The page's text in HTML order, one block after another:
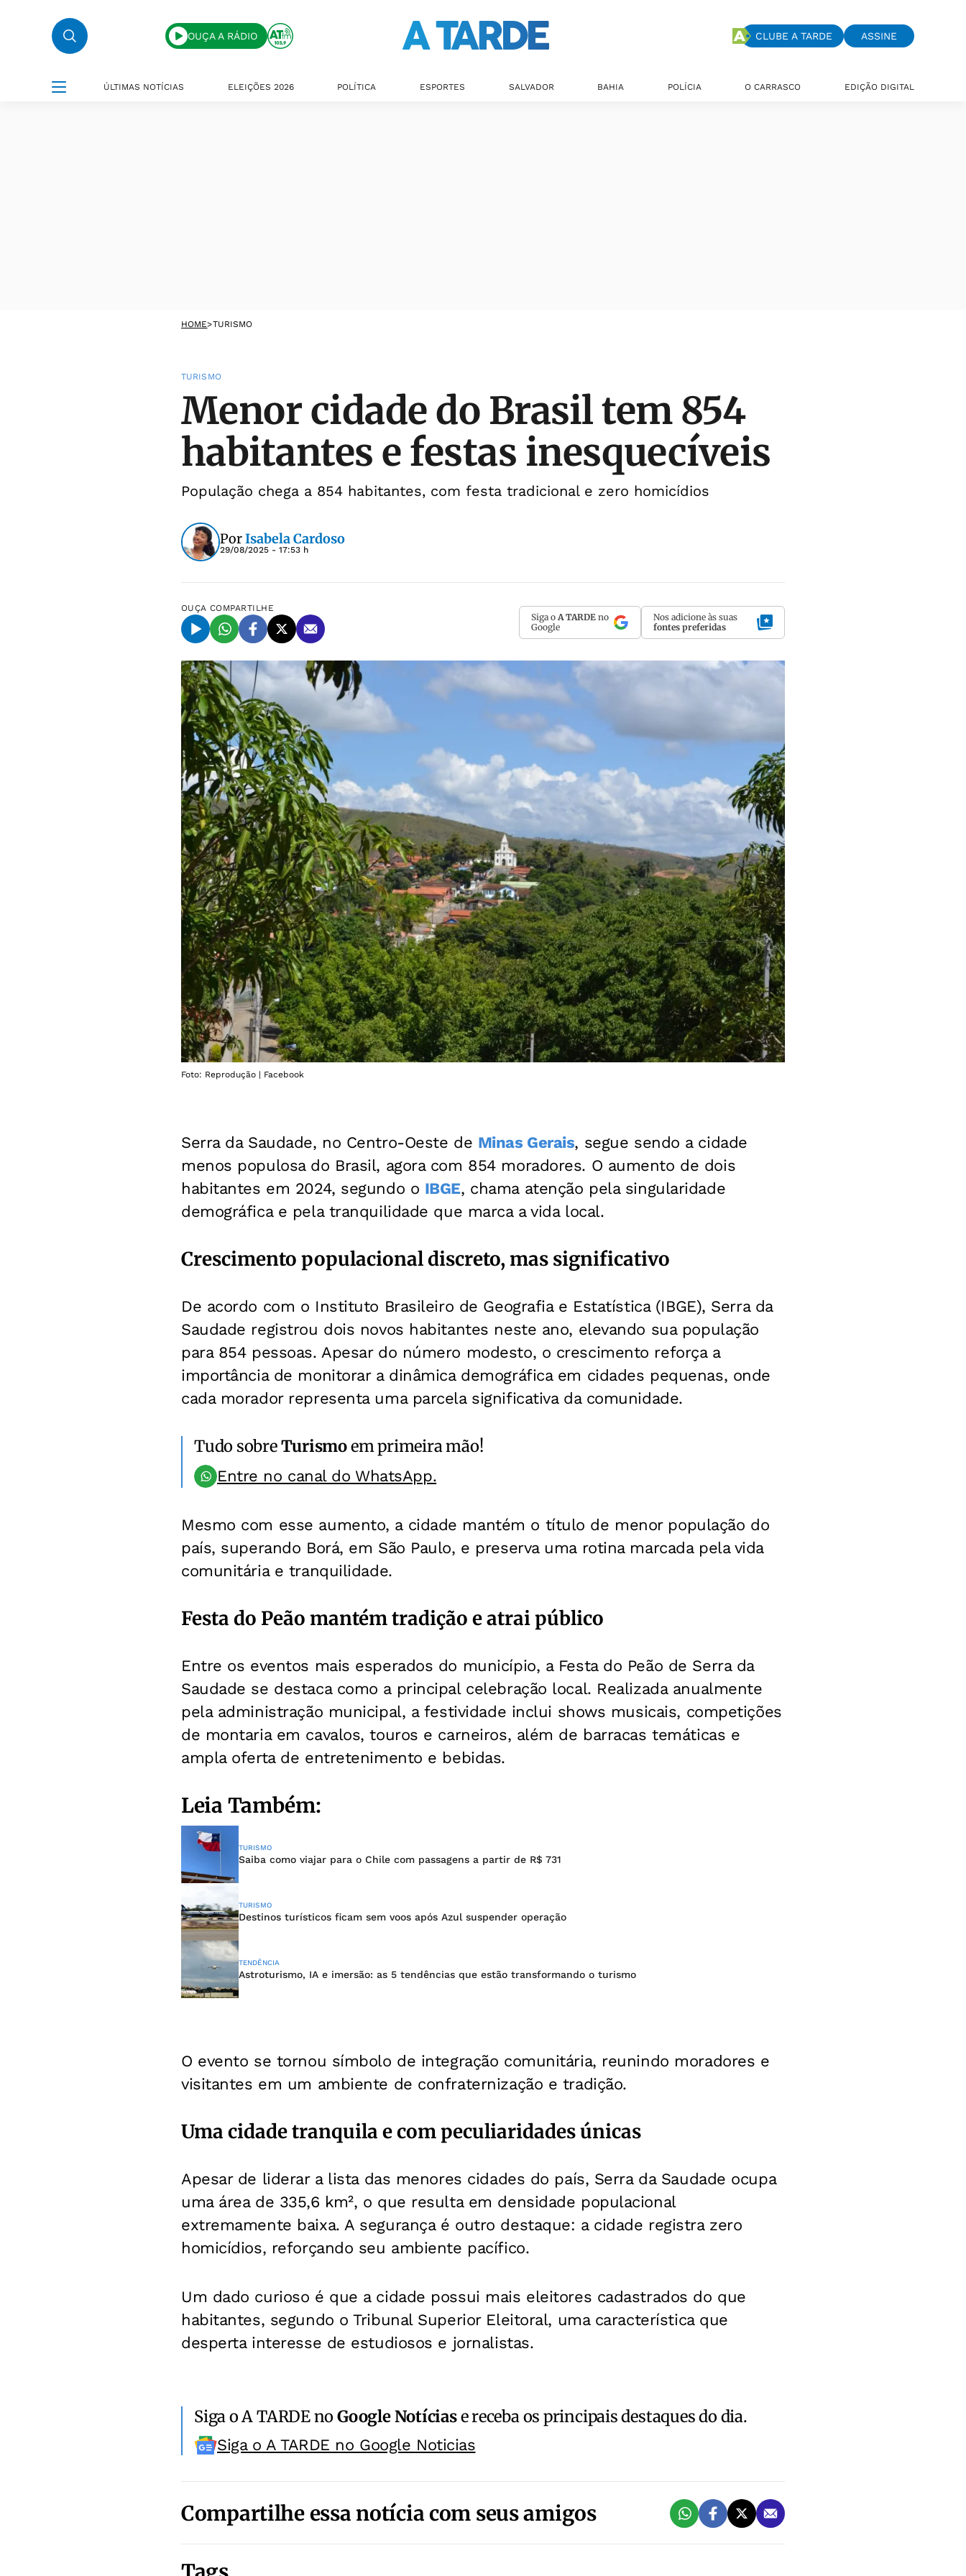
OUÇA A RÁDIO CLUBE A TARDE ASSINE
ÚLTIMAS NOTÍCIAS ELEIÇÕES 2026 POLÍTICA ESPORTES SALVADOR BAHIA POLÍCIA O CARRASCO EDIÇÃO DIGITAL
HOME>TURISMO
TURISMO
Menor cidade do Brasil tem 854
habitantes e festas inesquecíveis
População chega a 854 habitantes, com festa tradicional e zero homicídios
PorIsabela Cardoso
29/08/2025 - 17:53 h
OUÇA COMPARTILHE
Siga o A TARDE no
Google
Nos adicione às suas
fontes preferidas
Foto: Reprodução | Facebook
Serra da Saudade, no Centro-Oeste de Minas Gerais, segue sendo a cidade
menos populosa do Brasil, agora com 854 moradores. O aumento de dois
habitantes em 2024, segundo o IBGE, chama atenção pela singularidade
demográfica e pela tranquilidade que marca a vida local.
Crescimento populacional discreto, mas significativo
De acordo com o Instituto Brasileiro de Geografia e Estatística (IBGE), Serra da
Saudade registrou dois novos habitantes neste ano, elevando sua população
para 854 pessoas. Apesar do número modesto, o crescimento reforça a
importância de monitorar a dinâmica demográfica em cidades pequenas, onde
cada morador representa uma parcela significativa da comunidade.
Tudo sobreTurismoem primeira mão!
Entre no canal do WhatsApp.
Mesmo com esse aumento, a cidade mantém o título de menor população do
país, superando Borá, em São Paulo, e preserva uma rotina marcada pela vida
comunitária e tranquilidade.
Festa do Peão mantém tradição e atrai público
Entre os eventos mais esperados do município, a Festa do Peão de Serra da
Saudade se destaca como a principal celebração local. Realizada anualmente
pela administração municipal, a festividade inclui shows musicais, competições
de montaria em cavalos, touros e carneiros, além de barracas temáticas e
ampla oferta de entretenimento e bebidas.
Leia Também:
TURISMO
Saiba como viajar para o Chile com passagens a partir de R$ 731
TURISMO
Destinos turísticos ficam sem voos após Azul suspender operação
TENDÊNCIA
Astroturismo, IA e imersão: as 5 tendências que estão transformando o turismo
O evento se tornou símbolo de integração comunitária, reunindo moradores e
visitantes em um ambiente de confraternização e tradição.
Uma cidade tranquila e com peculiaridades únicas
Apesar de liderar a lista das menores cidades do país, Serra da Saudade ocupa
uma área de 335,6 km², o que resulta em densidade populacional
extremamente baixa. A segurança é outro destaque: a cidade registra zero
homicídios, reforçando seu ambiente pacífico.
Um dado curioso é que a cidade possui mais eleitores cadastrados do que
habitantes, segundo o Tribunal Superior Eleitoral, uma característica que
desperta interesse de estudiosos e jornalistas.
Siga o A TARDE noGoogle Notíciase receba os principais destaques do dia.
Siga o A TARDE no Google Noticias
Compartilhe essa notícia com seus amigos